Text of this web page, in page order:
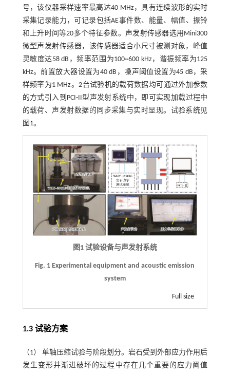
号，该仪器采样速率最高达40 MHz，具有连续波形的实时
采集记录能力，可记录包括AE事件数、能量、幅值、振铃
和上升时间等20多个特征参数。声发射传感器选用Mini300
微型声发射传感器，该传感器适合小尺寸被测对象，峰值
灵敏度达58 dB，频率范围为100~600 kHz，谐振频率为125
kHz。前置放大器设置为40 dB，噪声阈值设置为45 dB，采
样频率为1 MHz。2台试验机的载荷数据均可通过外加参数
的方式引入到PCI-II型声发射系统中，即可实现加载过程中
的载荷、声发射数据的同步采集与实时显现。试验系统见
图1。
图1 试验设备与声发射系统
Fig. 1 Experimental equipment and acoustic emission
system
Full size
1.3 试验方案
（1） 单轴压缩试验与阶段划分。岩石受到外部应力作用后
发生变形并渐进破坏的过程中存在几个重要的应力阈值